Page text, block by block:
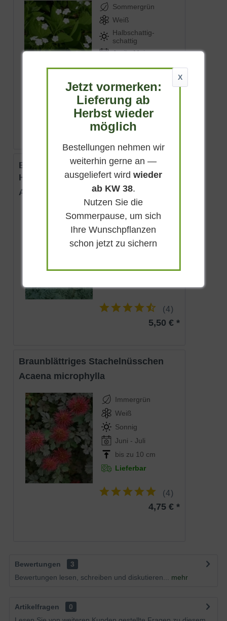
Sommergrün
Weiß
Halbschattig-
schattig
April - Mai
bis zu 10 cm
ab 6,50 € *
Blaues Stachelnüsschen 'Blue
Haze'
Acaena saccaticupula 'Blue Haze'
Immergrün
Braun
Sonnig-halbschattig
bis zu 15 cm
(4)
5,50 € *
Braunblättriges Stachelnüsschen
Acaena microphylla
Immergrün
Weiß
Sonnig
Juni - Juli
bis zu 10 cm
Lieferbar
(4)
4,75 € *
Bewertungen
3
Bewertungen lesen, schreiben und diskutieren...
mehr
Artikelfragen
0
X
Jetzt vormerken:
Lieferung ab
Herbst wieder
möglich
Bestellungen nehmen wir
weiterhin gerne an —
ausgeliefert wirdwieder
ab KW 38.
Nutzen Sie die
Sommerpause, um sich
Ihre Wunschpflanzen
schon jetzt zu sichern